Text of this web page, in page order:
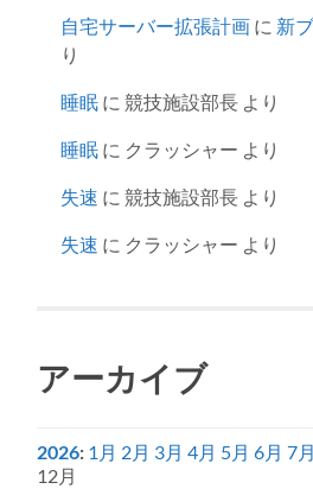
自宅サーバー拡張計画 に 新
り
睡眠 に競技施設部長 より
睡眠 に クラッシャー より
失速 に競技施設部長 より
失速 に クラッシャー より
アーカイブ
2026: 1月 2月 3月 4月 5月 6月 7月
12月